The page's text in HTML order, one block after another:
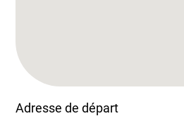
Adresse de départ